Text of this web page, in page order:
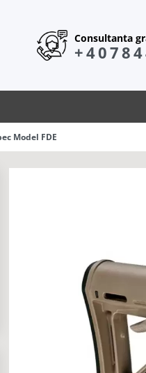
Consultanta
Model FDE